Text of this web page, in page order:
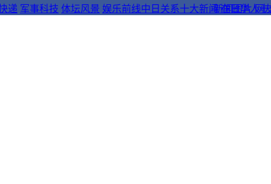
递 军事科技 体坛风景 娱乐前线中日关系十大新闻 在日华人
新闻图片 网